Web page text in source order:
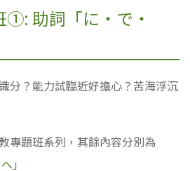
①: 助詞「に・で・
分？能力試臨近好擔心？苦海浮沉
專題班系列，其餘內容分別為
」